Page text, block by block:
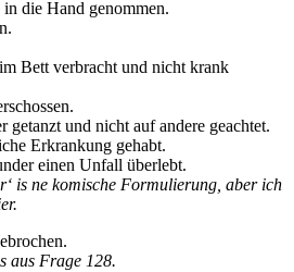
die Hand genommen.
Bett verbracht und nicht krank
und nicht auf andere geachtet.
Erkrankung gehabt.
einen Unfall überlebt.
is ne komische Formulierung, aber ich
aus Frage 128.